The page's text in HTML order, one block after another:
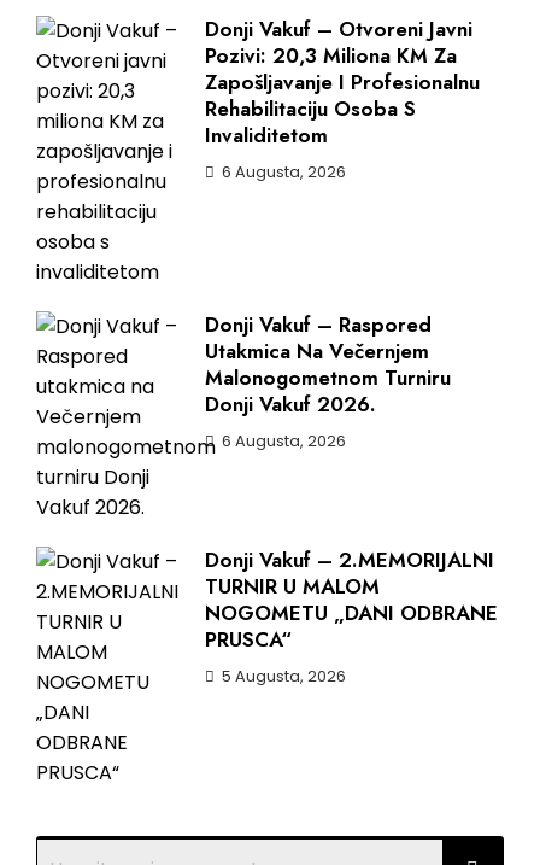
Donji Vakuf – Otvoreni Javni
Pozivi: 20,3 Miliona KM Za
Zapošljavanje I Profesionalnu
Rehabilitaciju Osoba S
Invaliditetom
6 Augusta, 2026
Donji Vakuf – Raspored
Utakmica Na Večernjem
Malonogometnom Turniru
Donji Vakuf 2026.
6 Augusta, 2026
Donji Vakuf – 2.MEMORIJALNI
TURNIR U MALOM
NOGOMETU „DANI ODBRANE
PRUSCA“
5 Augusta, 2026